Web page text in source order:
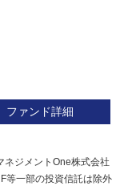
ファンド詳細
ジメントOne株式会社
等一部の投資信託は除外